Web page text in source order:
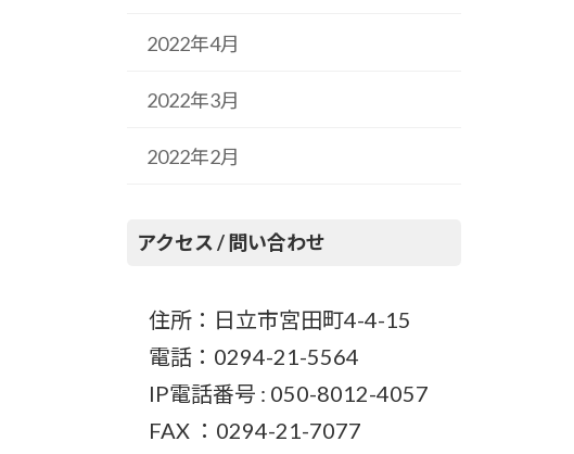
2022年4月
2022年3月
2022年2月
アクセス / 問い合わせ
住所：日立市宮田町4-4-15
電話：0294-21-5564
IP電話番号 : 050-8012-4057
FAX ：0294-21-7077